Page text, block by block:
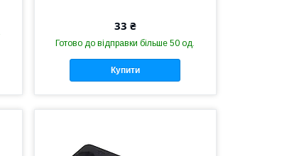
33 ₴
Готово до відправки більше 50 од.
Купити